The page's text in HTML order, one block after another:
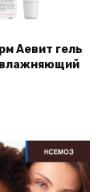
Аевит гель